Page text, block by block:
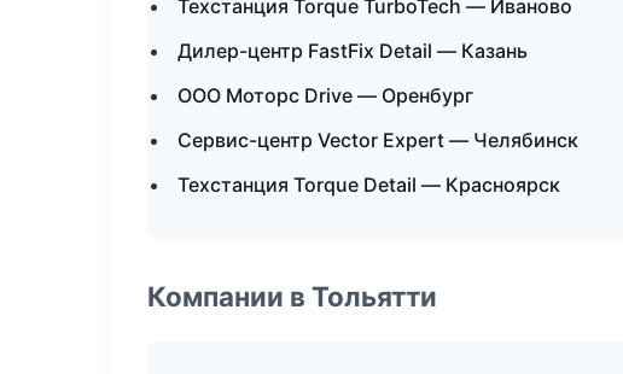
Техстанция Torque TurboTech — Иваново
Дилер-центр FastFix Detail — Казань
ООО Моторс Drive — Оренбург
Сервис-центр Vector Expert — Челябинск
Техстанция Torque Detail — Красноярск
Компании в Тольятти